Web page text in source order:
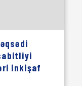
inkişaf